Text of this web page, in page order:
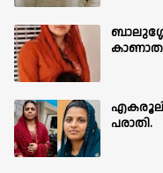
പരാതി.